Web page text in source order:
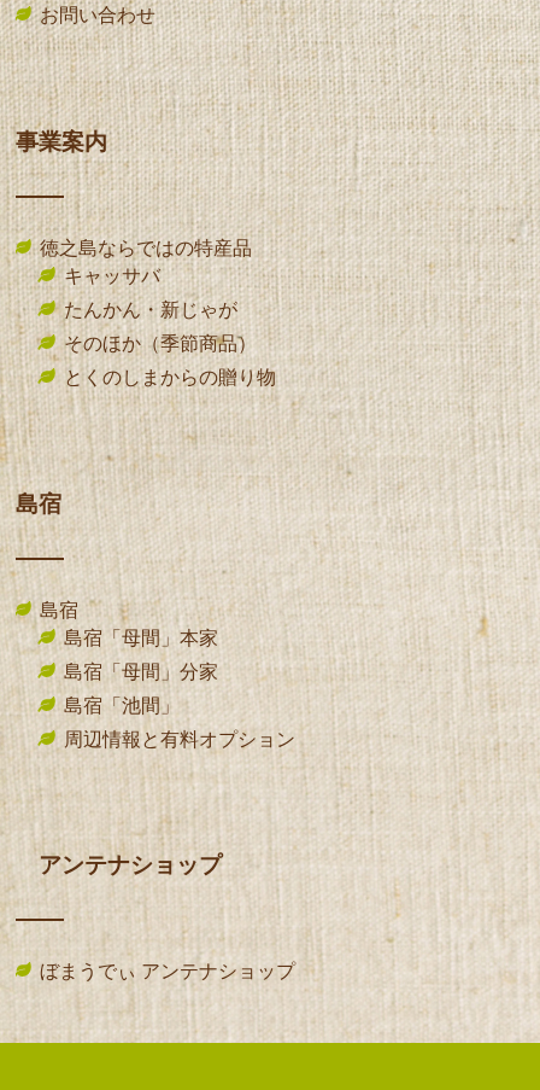
お問い合わせ
事業案内
徳之島ならではの特産品
キャッサバ
たんかん・新じゃが
そのほか（季節商品）
とくのしまからの贈り物
島宿
島宿
島宿「母間」本家
島宿「母間」分家
島宿「池間」
周辺情報と有料オプション
アンテナショップ
ぼまうでぃ アンテナショップ